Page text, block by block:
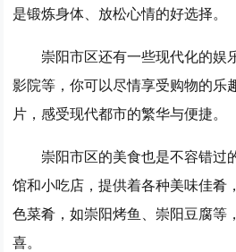
是锻炼身体、放松心情的好选择。
崇阳市区还有一些现代化的娱
影院等，你可以尽情享受购物的乐
片，感受现代都市的繁华与便捷。
崇阳市区的美食也是不容错过
馆和小吃店，提供着各种美味佳肴
色菜肴，如崇阳烤鱼、崇阳豆腐等
喜。